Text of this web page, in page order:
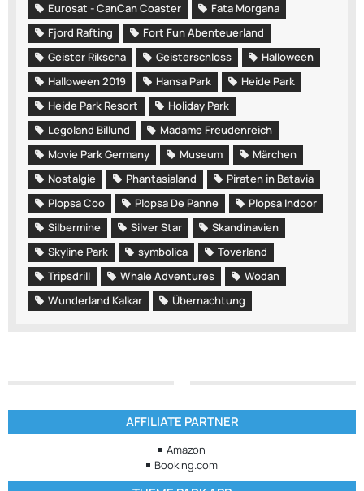
Eurosat - CanCan Coaster
Fata Morgana
Fjord Rafting
Fort Fun Abenteuerland
Geister Rikscha
Geisterschloss
Halloween
Halloween 2019
Hansa Park
Heide Park
Heide Park Resort
Holiday Park
Legoland Billund
Madame Freudenreich
Movie Park Germany
Museum
Märchen
Nostalgie
Phantasialand
Piraten in Batavia
Plopsa Coo
Plopsa De Panne
Plopsa Indoor
Silbermine
Silver Star
Skandinavien
Skyline Park
symbolica
Toverland
Tripsdrill
Whale Adventures
Wodan
Wunderland Kalkar
Übernachtung
AFFILIATE PARTNER
Amazon
Booking.com